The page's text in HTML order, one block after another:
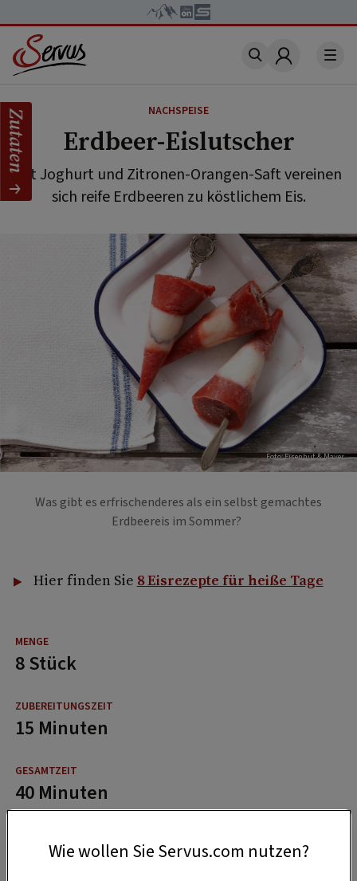
Account
NACHSPEISE
Erdbeer-Eislutscher
Mit Joghurt und Zitronen-Orangen-Saft vereinen
sich reife Erdbeeren zu köstlichem Eis.
Foto: Eisenhut & Mayer
Was gibt es erfrischenderes als ein selbst gemachtes
Erdbeereis im Sommer?
Hier finden Sie 8 Eisrezepte für heiße Tage
8 Stück
15 Minuten
40 Minuten
Zutaten
Wie wollen Sie Servus.com nutzen?